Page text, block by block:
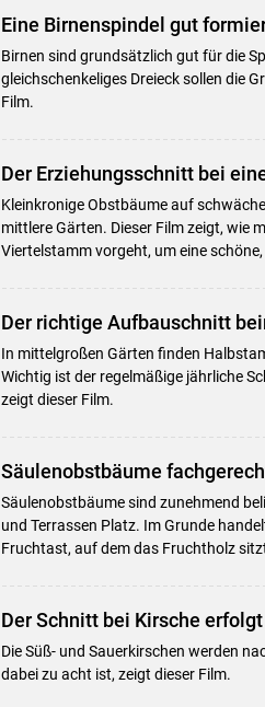
Eine Birnenspindel gut
Birnen sind grundsätzlich gut für die
gleichschenkeliges Dreieck sollen die
Film.
Der Erziehungsschnitt bei
Kleinkronige Obstbäume auf
mittlere Gärten. Dieser Film zeigt, wie
Viertelstamm vorgeht, um eine
Der richtige Aufbauschnitt
In mittelgroßen Gärten finden
Wichtig ist der regelmäßige jährliche
zeigt dieser Film.
Säulenobstbäume
Säulenobstbäume sind zunehmend
und Terrassen Platz. Im Grunde
Fruchtast, auf dem das Fruchtholz
Der Schnitt bei Kirsche
Die Süß- und Sauerkirschen werden
dabei zu acht ist, zeigt dieser Film.